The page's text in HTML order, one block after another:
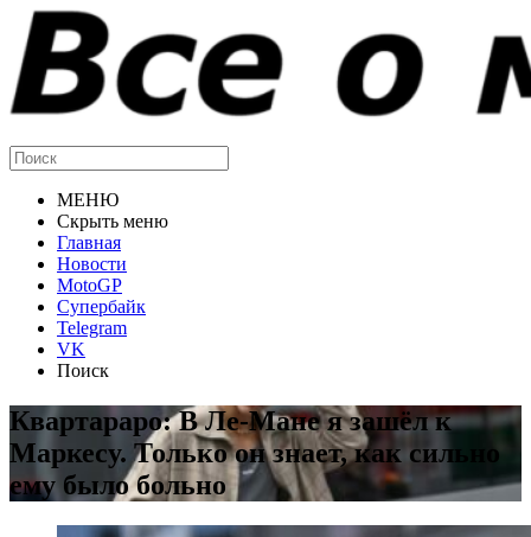
МЕНЮ
Скрыть меню
Главная
Новости
MotoGP
Супербайк
Telegram
VK
Поиск
Квартараро: В Ле-Мане я зашёл к
Маркесу. Только он знает, как сильно
ему было больно